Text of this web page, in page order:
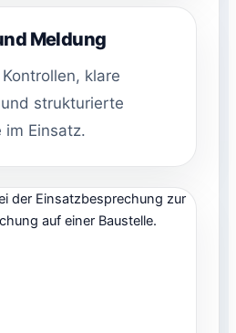
Meldung
klare
strukturierte
im Einsatz.